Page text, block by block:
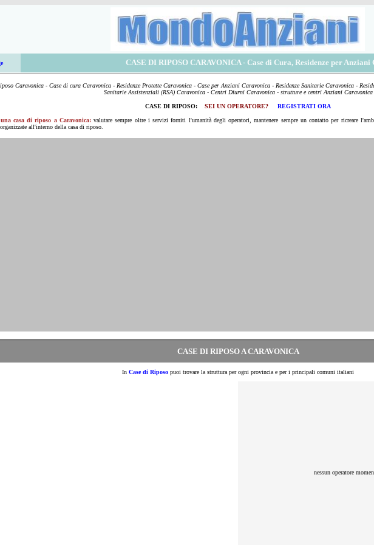
CASE DI RIPOSO CARAVONICA- Case di Cura, Residenze per Anziani
Caravonica - Case di cura Caravonica - Residenze Protette Caravonica - Case per Anziani Caravonica - Residenze Sanitarie Caravonica -
Sanitarie Assistenziali (RSA) Caravonica - Centri Diurni Caravonica - strutture e centri Anziani Caravonica
CASE DI RIPOSO: SEI UN OPERATORE? REGISTRATI ORA
una casa di riposo a Caravonica: valutare sempre oltre i servizi forniti l'umanità degli operatori, mantenere sempre un contatto per ricreare
all'interno della casa di riposo.
CASE DI RIPOSO A CARAVONICA
In Case di Riposo puoi trovare la struttura per ogni provincia e per i principali comuni italiani
nessun operatore